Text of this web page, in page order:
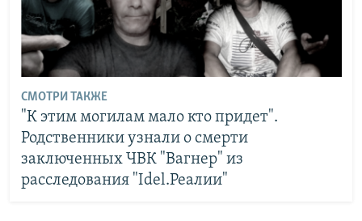
СМОТРИ ТАКЖЕ
"К этим могилам мало кто придет".
Родственники узнали о смерти
заключенных ЧВК "Вагнер" из
расследования "Idel.Реалии"